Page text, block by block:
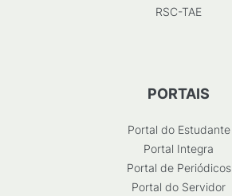
RSC-TAE
PORTAIS
Portal do Estudante
Portal Integra
Portal de Periódicos
Portal do Servidor